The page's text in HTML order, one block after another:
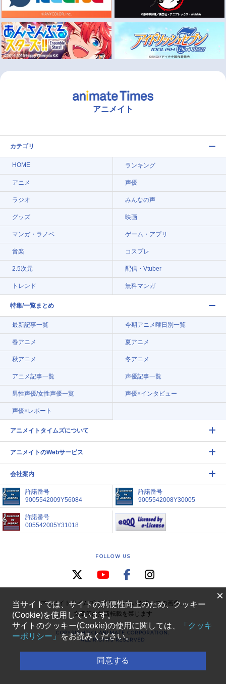
アニメイト
カテゴリ
HOME ランキング
アニメ 声優
ラジオ みんなの声
グッズ 映画
マンガ・ラノベ ゲーム・アプリ
音楽 コスプレ
2.5次元 配信・Vtuber
トレンド 無料マンガ
特集/一覧まとめ
最新記事一覧 今期アニメ曜日別一覧
春アニメ 夏アニメ
秋アニメ 冬アニメ
アニメ記事一覧 声優記事一覧
男性声優/女性声優一覧 声優×インタビュー
声優×レポート
アニメイトタイムズについて
アニメイトのWebサービス
会社案内
許諾番号
9005542009Y56084
許諾番号
9005542008Y30005
許諾番号
005542005Y31018
FOLLOW US
アニメイトタイムズに掲載されているすべての画像、
文章等の無断転載を禁じます
COPYRIGHT(C) ANIMATE CORPORATION.
ALL RIGHTS RESERVED
×
当サイトでは、サイトの利便性向上のため、クッキー
(Cookie)を使用しています。
サイトのクッキー(Cookie)の使用に関しては、
「クッキ
ーポリシー」をお読みください。
同意する